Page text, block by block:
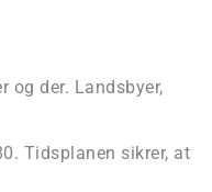
og der. Landsbyer,
Tidsplanen sikrer, at